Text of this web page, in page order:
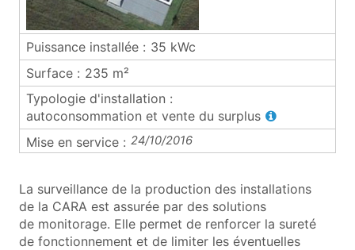
35 kWc
235 m²
auto­consommation et vente du surplus(ouvre une
24/10/2016
La surveillance de la production des installations
de la CARA est assurée par des solutions
de monitorage. Elle permet de renforcer la sureté
de fonctionnement et de limiter les éventuelles